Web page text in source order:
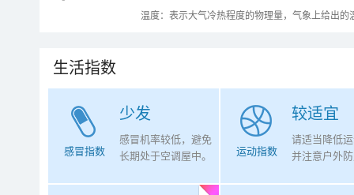
温度：表示大气冷热程度的物理量，气象上给出
生活指数
少发
感冒指数
感冒机率较低，避免
长期处于空调屋中。
较适宜
运动指数
请适当降低
并注意户外